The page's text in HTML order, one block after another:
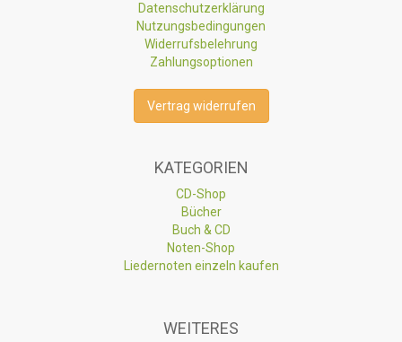
Datenschutzerklärung
Nutzungsbedingungen
Widerrufsbelehrung
Zahlungsoptionen
Vertrag widerrufen
KATEGORIEN
CD-Shop
Bücher
Buch & CD
Noten-Shop
Liedernoten einzeln kaufen
WEITERES